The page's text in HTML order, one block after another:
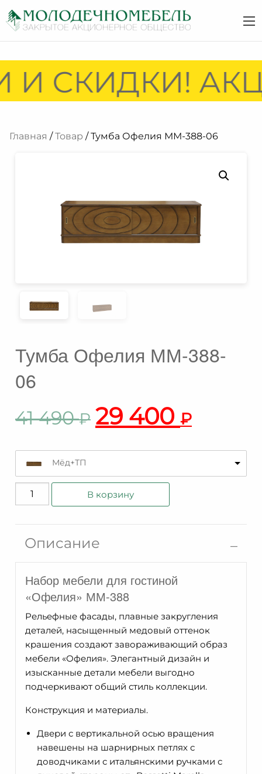
СКИДКИ!
Главная /Товар / Тумба Офелия ММ-388-06
Тумба Офелия ММ-388-
06
41 490₽ 29 400 ₽
Мёд+ТП
Количество
товара
ММ-388-
06
В корзину
Описание
Набор мебели для гостиной
«Офелия» ММ-388
Рельефные фасады, плавные закругления
деталей, насыщенный медовый оттенок
крашения создают завораживающий образ
мебели «Офелия». Элегантный дизайн и
изысканные детали мебели выгодно
подчеркивают общий стиль коллекции.
Конструкция и материалы.
Двери с вертикальной осью вращения
навешены на шарнирных петлях с
доводчиками с итальянскими ручками с